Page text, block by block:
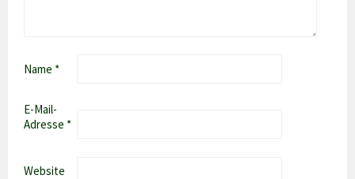
Name *
E-Mail-
Adresse *
Website